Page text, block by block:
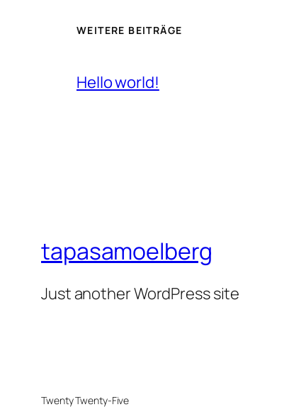
WEITERE BEITRÄGE
Hello world!
tapasamoelberg
Just another WordPress site
Twenty Twenty-Five